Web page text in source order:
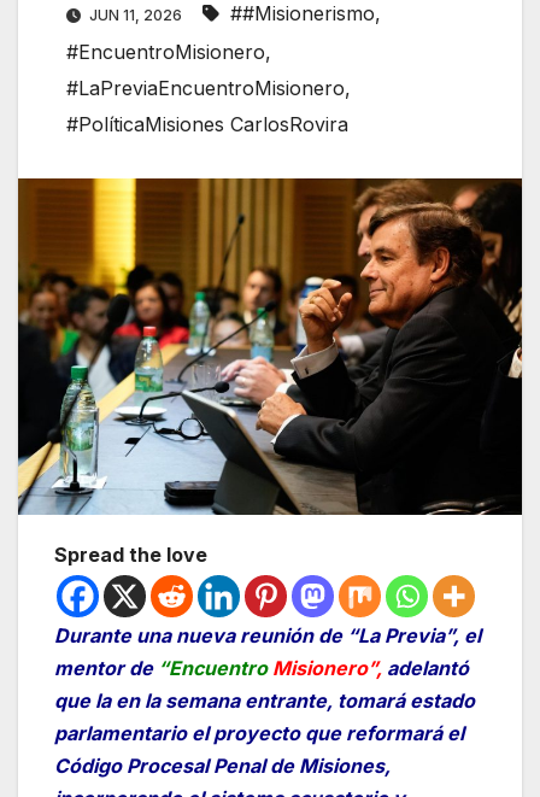
JUN 11, 2026 ##Misionerismo,
#EncuentroMisionero,
#LaPreviaEncuentroMisionero,
#PolíticaMisiones CarlosRovira
Spread the love
Durante una nueva reunión de “La Previa”, el
mentor de “Encuentro Misionero”, adelantó
que la en la semana entrante, tomará estado
parlamentario el proyecto que reformará el
Código Procesal Penal de Misiones,